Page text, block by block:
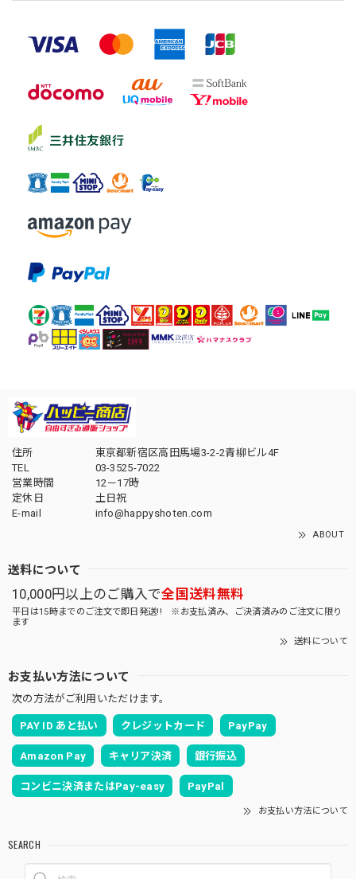
住所
東京都新宿区高田馬場3-2-2青柳ビル4F
TEL
03-3525-7022
営業時間
12－17時
定休日
土日祝
E-mail
info@happyshoten.com
ABOUT
送料について
10,000円以上のご購入で全国送料無料
平日は15時までのご注文で即日発送!! ※お支払済み、ご決済済みのご注文に限り
ます
送料について
お支払い方法について
次の方法がご利用いただけます。
PAY ID あと払い クレジットカード PayPay
Amazon Pay キャリア決済 銀行振込
コンビニ決済またはPay-easy PayPal
お支払い方法について
SEARCH